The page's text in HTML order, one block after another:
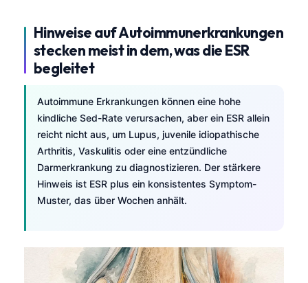
Hinweise auf Autoimmunerkrankungen
stecken meist in dem, was die ESR
begleitet
Autoimmune Erkrankungen können eine hohe
kindliche Sed-Rate verursachen, aber ein ESR allein
reicht nicht aus, um Lupus, juvenile idiopathische
Arthritis, Vaskulitis oder eine entzündliche
Darmerkrankung zu diagnostizieren. Der stärkere
Hinweis ist ESR plus ein konsistentes Symptom-
Muster, das über Wochen anhält.
অসমীয়া
Galego
Македонски јазик
Euskara
Gàidhlig
Occitan
العربية المغربية
Afrikaans
Монгол
ພາສາລາວ
Basa Jawa